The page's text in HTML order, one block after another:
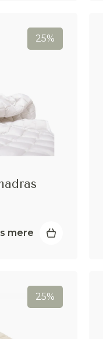
25%
mere
25%